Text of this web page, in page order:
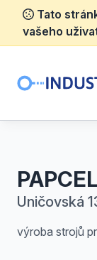
Tato
vašeho
Uničovská
výroba strojů